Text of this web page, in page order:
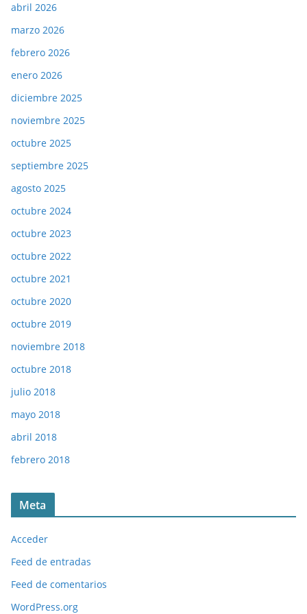
abril 2026
marzo 2026
febrero 2026
enero 2026
diciembre 2025
noviembre 2025
octubre 2025
septiembre 2025
agosto 2025
octubre 2024
octubre 2023
octubre 2022
octubre 2021
octubre 2020
octubre 2019
noviembre 2018
octubre 2018
julio 2018
mayo 2018
abril 2018
febrero 2018
Meta
Acceder
Feed de entradas
Feed de comentarios
WordPress.org